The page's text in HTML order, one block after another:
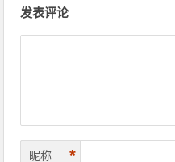
发表评论
昵称 *